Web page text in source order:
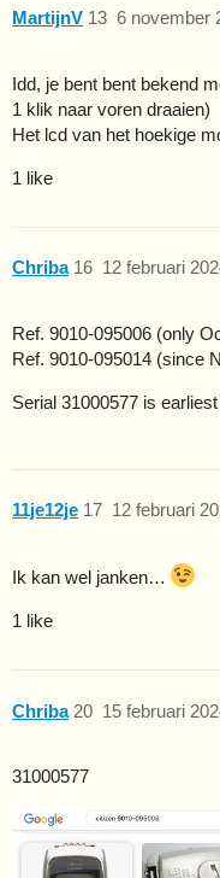
MartijnV 6 november
13
Idd, je bent bent bekend
1 klik naar voren draaien)
Het lcd van het hoekige
1 like
Chriba 12 februari
16
Ref. 9010-095006 (only
Ref. 9010-095014 (since
Serial 31000577 is
11je12je 12 februari
17
Ik kan wel janken…
1 like
Chriba 15 februari
20
31000577